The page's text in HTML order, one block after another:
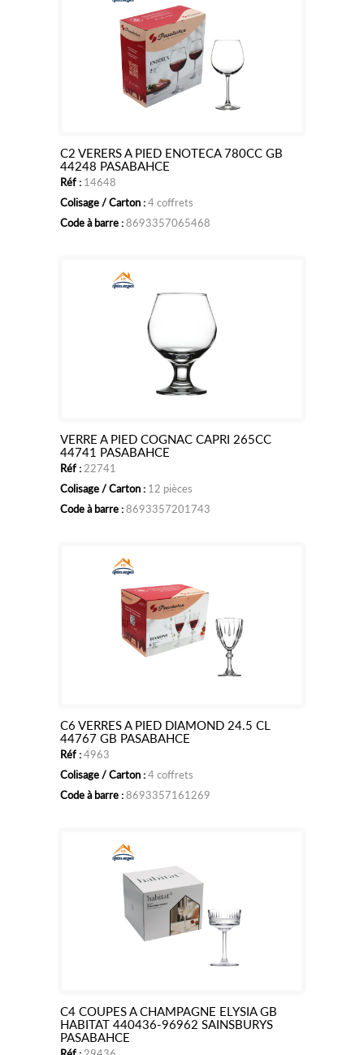
Ajouter
panier
C2 VERERS A PIED ENOTECA 780CC GB
44248 PASABAHCE
Réf : 14648
Colisage / Carton :4 coffrets
Code à barre :8693357065468
Ajouter
panier
VERRE A PIED COGNAC CAPRI 265CC
44741 PASABAHCE
Réf : 22741
Colisage / Carton : 12 pièces
Code à barre :8693357201743
Ajouter
panier
C6 VERRES A PIED DIAMOND 24.5 CL
44767 GB PASABAHCE
Réf :4963
Colisage / Carton :4 coffrets
Code à barre :8693357161269
Ajouter
au
C4 COUPES A CHAMPAGNE ELYSIA GB
HABITAT 440436-96962 SAINSBURYS
PASABAHCE